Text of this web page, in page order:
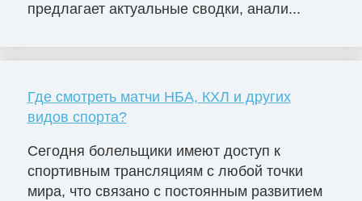
предлагает актуальные сводки, анали...
Где смотреть матчи НБА, КХЛ и других
видов спорта?
Сегодня болельщики имеют доступ к
спортивным трансляциям с любой точки
мира, что связано с постоянным развитием